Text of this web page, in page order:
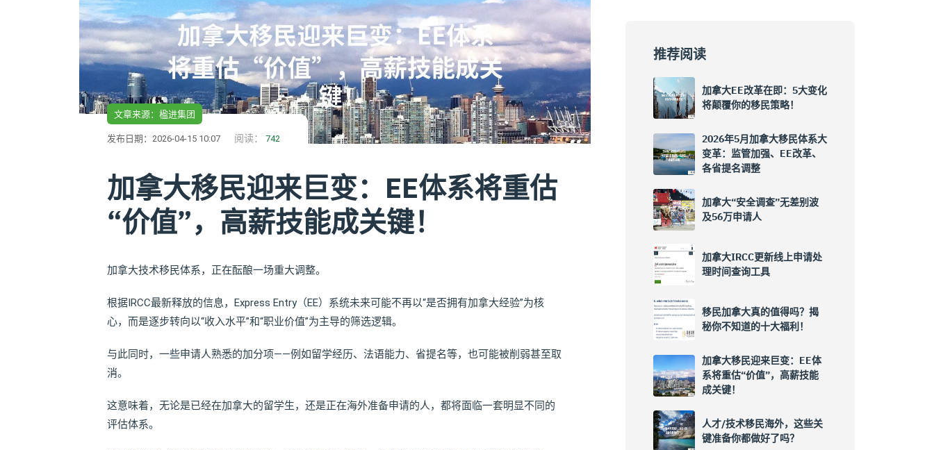
文章来源：楹进集团
发布日期：2026-04-15 10:07 阅读： 742
加拿大移民迎来巨变：EE体系将重估
“价值”，高薪技能成关键！
加拿大技术移民体系，正在酝酿一场重大调整。
根据IRCC最新释放的信息，Express Entry（EE）系统未来可能不再以“是否拥有加拿大经验”为核
心，而是逐步转向以“收入水平”和“职业价值”为主导的筛选逻辑。
与此同时，一些申请人熟悉的加分项——例如留学经历、法语能力、省提名等，也可能被削弱甚至取
消。
这意味着，无论是已经在加拿大的留学生，还是正在海外准备申请的人，都将面临一套明显不同的
评估体系。
推荐阅读
加拿大EE改革在即：5大变化
将颠覆你的移民策略！
2026年5月加拿大移民体系大
变革：监管加强、EE改革、
各省提名调整
加拿大“安全调查”无差别波
及56万申请人
加拿大IRCC更新线上申请处
理时间查询工具
移民加拿大真的值得吗？揭
秘你不知道的十大福利！
加拿大移民迎来巨变：EE体
系将重估“价值”，高薪技能
成关键！
人才/技术移民海外，这些关
键准备你都做好了吗？